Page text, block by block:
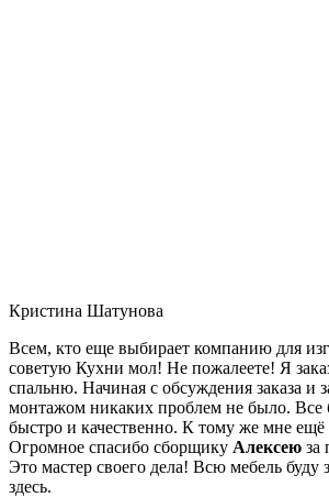
Кристина Шатунова
Всем, кто еще выбирает компанию для
советую Кухни мол! Не пожалеете! Я
спальню. Начиная с обсуждения заказа и
монтажом никаких проблем не было. Все
быстро и качественно. К тому же мне ещё
Огромное спасибо сборщику Алексею за
Это мастер своего дела! Всю мебель буду
здесь.